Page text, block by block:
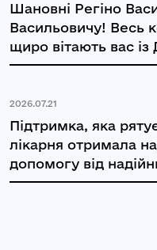
Шановні Регіно
Васильовичу! Весь
щиро вітають вас
2026.07.21
Підтримка, яка
лікарня отримала
допомогу від